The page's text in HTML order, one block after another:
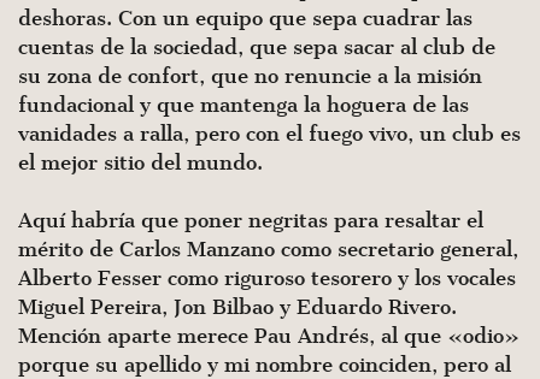
deshoras. Con un equipo que sepa cuadrar las
cuentas de la sociedad, que sepa sacar al club de
su zona de confort, que no renuncie a la misión
fundacional y que mantenga la hoguera de las
vanidades a ralla, pero con el fuego vivo, un club es
el mejor sitio del mundo.
Aquí habría que poner negritas para resaltar el
mérito de Carlos Manzano como secretario general,
Alberto Fesser como riguroso tesorero y los vocales
Miguel Pereira, Jon Bilbao y Eduardo Rivero.
Mención aparte merece Pau Andrés, al que «odio»
porque su apellido y mi nombre coinciden, pero al